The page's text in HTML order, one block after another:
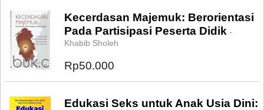
Kecerdasan Majemuk: Berorientasi
Pada Partisipasi Peserta Didik -
Khabib Sholeh
Rp50.000
Edukasi Seks untuk Anak Usia Dini: